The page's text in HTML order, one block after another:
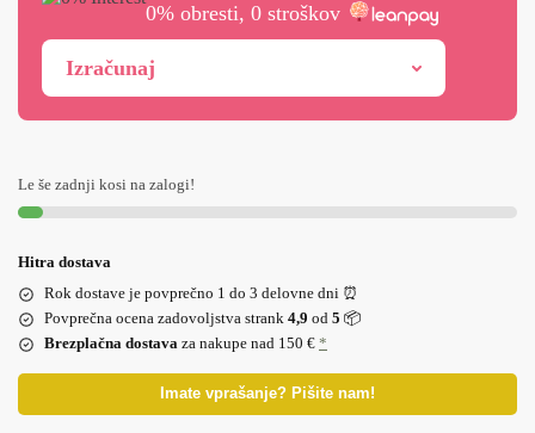
0% obresti, 0 stroškov
Izračunaj
Le še zadnji kosi na zalogi!
Hitra dostava
Rok dostave je povprečno 1 do 3 delovne dni ⏰
Povprečna ocena zadovoljstva strank 4,9 od 5 📦
Brezplačna dostava za nakupe nad 150 € *
Imate vprašanje? Pišite nam!